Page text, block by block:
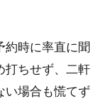
約時に率直に聞
打ちせず、二軒
い場合も慌てず